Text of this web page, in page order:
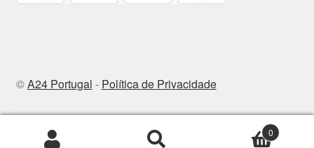
©A24 Portugal - Política de Privacidade
Pesquisar
Pesquisa
0